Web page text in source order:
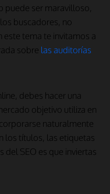
puede ser maravilloso,
buscadores, no
este tema te invitamos a
sobre las auditorías
debes hacer una
objetivo utiliza en
naturalmente
los títulos, las etiquetas
SEO es que inviertas